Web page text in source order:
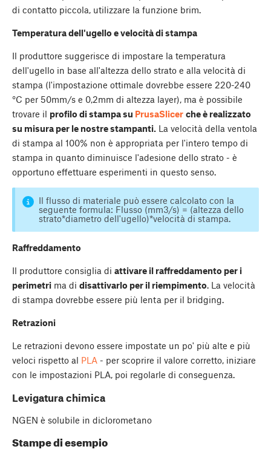
di contatto piccola, utilizzare la funzione brim.
Temperatura dell'ugello e velocità di stampa
Il produttore suggerisce di impostare la temperatura
dell'ugello in base all'altezza dello strato e alla velocità di
stampa (l'impostazione ottimale dovrebbe essere 220-240
°C per 50mm/s e 0,2mm di altezza layer), ma è possibile
trovare il profilo di stampa su PrusaSlicer che è realizzato
su misura per le nostre stampanti. La velocità della ventola
di stampa al 100% non è appropriata per l'intero tempo di
stampa in quanto diminuisce l'adesione dello strato - è
opportuno effettuare esperimenti in questo senso.
Il flusso di materiale può essere calcolato con la
seguente formula: Flusso (mm3/s) = (altezza dello
strato*diametro dell'ugello)*velocità di stampa.
Raffreddamento
Il produttore consiglia di attivare il raffreddamento per i
perimetri ma di disattivarlo per il riempimento. La velocità
di stampa dovrebbe essere più lenta per il bridging.
Retrazioni
Le retrazioni devono essere impostate un po' più alte e più
veloci rispetto al PLA - per scoprire il valore corretto, iniziare
con le impostazioni PLA, poi regolarle di conseguenza.
Levigatura chimica
NGEN è solubile in diclorometano
Stampe di esempio